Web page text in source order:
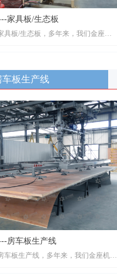
板生产线，多年来，我们金座机械一
设备和异型定制设备的研发生产，研
高层数、超大压力自动热压系统。
家具板/生态板
具板/生态板，多年来，我们金座机
态板生产线
板生产线，多年来，我们金座机械
产设备和异型定制设备的研发生产，
超高层数、超大压力自动热压系统。
车板生产线
房车板生产线
车板生产线，多年来，我们金座机械